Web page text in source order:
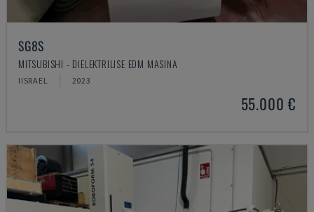
SG8S
MITSUBISHI - DIELEKTRILISE EDM MASINA
IISRAEL 2023
55.000 €